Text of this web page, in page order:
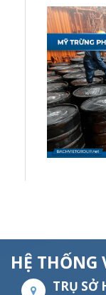
HỆ THỐNG
TRỤ SỞ